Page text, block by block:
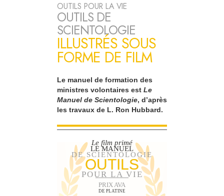
OUTILS POUR LA VIE
OUTILS DE
SCIENTOLOGIE
ILLUSTRÉS SOUS
FORME DE FILM
Le manuel de formation des
ministres volontaires est Le
Manuel de Scientologie, d’après
les travaux de L. Ron Hubbard.
Le film primé
LE MANUEL
DE SCIENTOLOGIE
OUTILS
POUR LA VIE
PRIX AVA
DE PLATINE